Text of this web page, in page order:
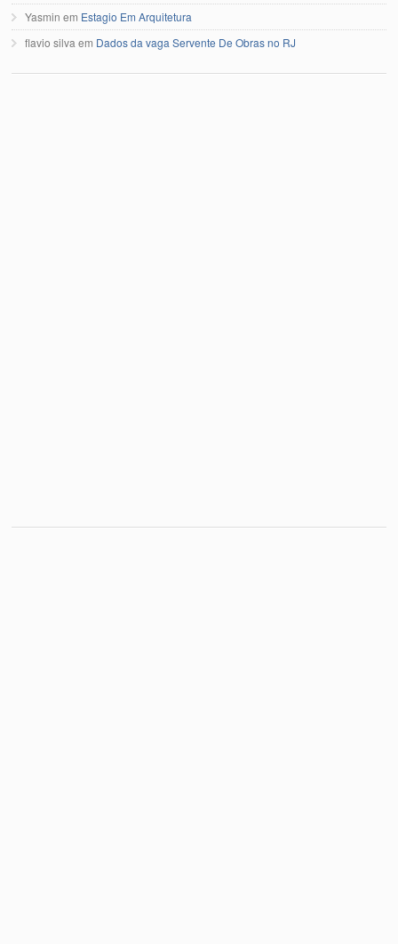
Yasmin em Estagio Em Arquitetura
flavio silva em Dados da vaga Servente De Obras no RJ